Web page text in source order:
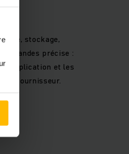
stockage,
précise :
l'application et les
fournisseur.